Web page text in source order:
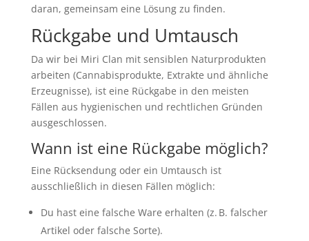
daran, gemeinsam eine Lösung zu finden.
Rückgabe und Umtausch
Da wir bei Miri Clan mit sensiblen Naturprodukten
arbeiten (Cannabisprodukte, Extrakte und ähnliche
Erzeugnisse), ist eine Rückgabe in den meisten
Fällen aus hygienischen und rechtlichen Gründen
ausgeschlossen.
Wann ist eine Rückgabe möglich?
Eine Rücksendung oder ein Umtausch ist
ausschließlich in diesen Fällen möglich:
Du hast eine falsche Ware erhalten (z. B. falscher
Artikel oder falsche Sorte).